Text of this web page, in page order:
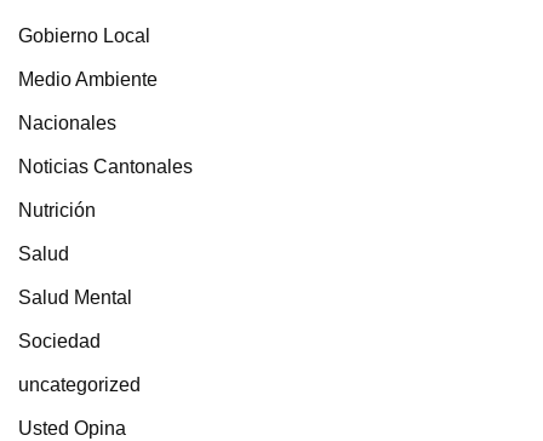
Gobierno Local
Medio Ambiente
Nacionales
Noticias Cantonales
Nutrición
Salud
Salud Mental
Sociedad
uncategorized
Usted Opina